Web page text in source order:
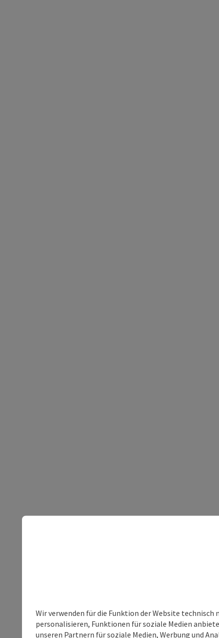
Wir verwenden für die Funktion der Website
personalisieren, Funktionen für soziale Medien
unseren Partnern für soziale Medien, Werbung und